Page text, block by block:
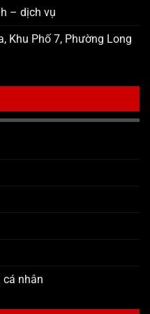
– dịch vụ
Khu Phố 7, Phường Long
cá nhân